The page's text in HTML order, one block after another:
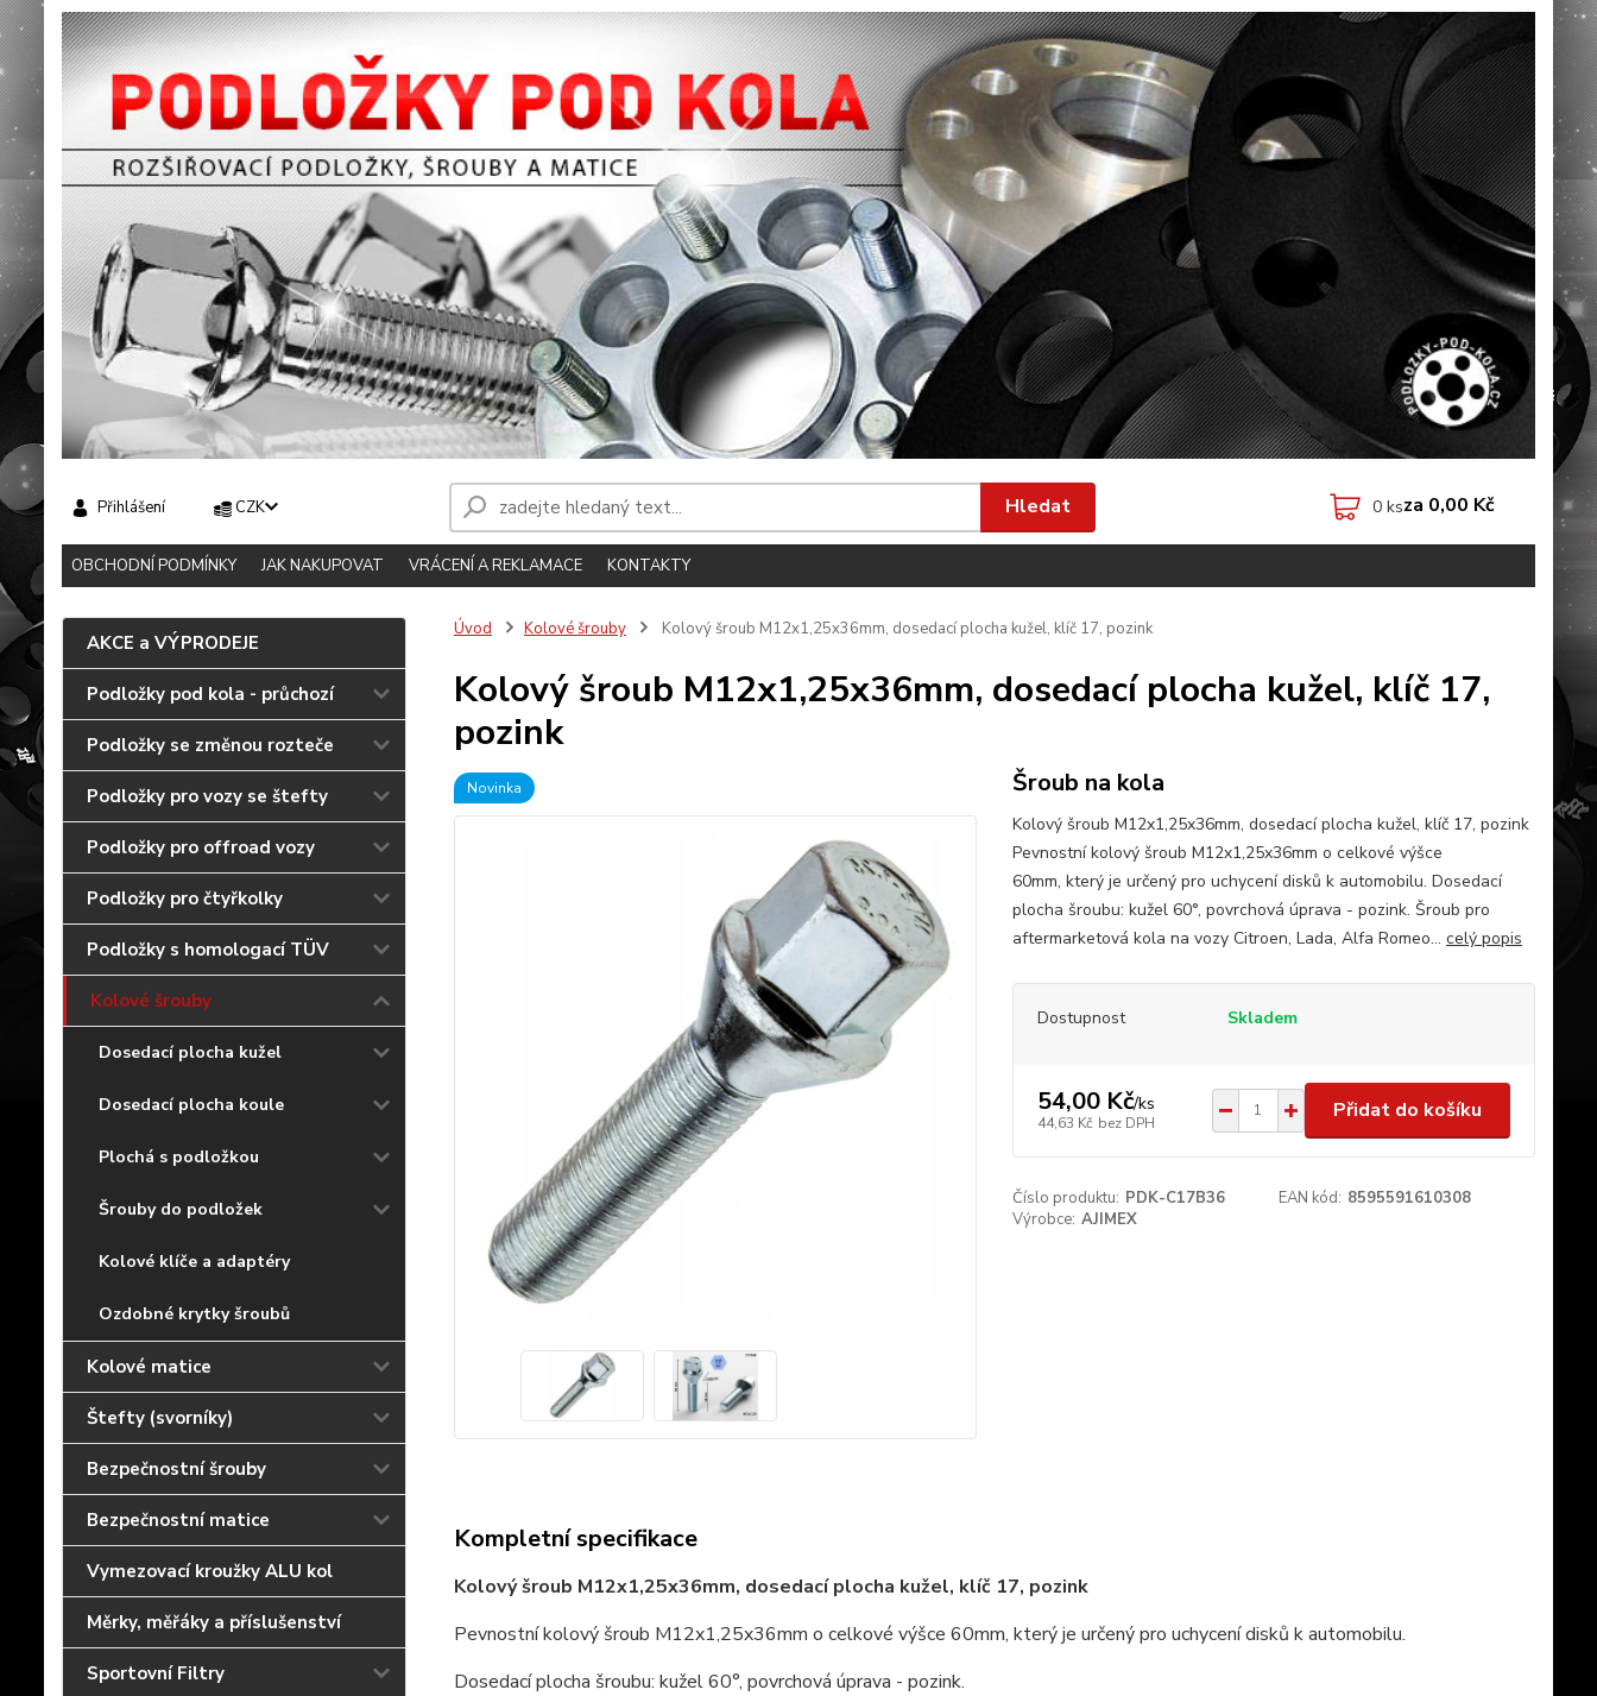
OBCHODNÍ PODMÍNKY JAK NAKUPOVAT VRÁCENÍ A REKLAMACE KONTAKTY
CZK
Přihlášení Hledat 0ksza 0,00 Kč
AKCE a VÝPRODEJE
Podložky pod kola - průchozí
Podložky se změnou rozteče
Podložky pro vozy se štefty
Podložky pro offroad vozy
Podložky pro čtyřkolky
Podložky s homologací TÜV
Kolové šrouby
Dosedací plocha kužel
Dosedací plocha koule
Plochá s podložkou
Šrouby do podložek
Kolové klíče a adaptéry
Ozdobné krytky šroubů
Kolové matice
Štefty (svorníky)
Bezpečnostní šrouby
Bezpečnostní matice
Vymezovací kroužky ALU kol
Měrky, měřáky a příslušenství
Sportovní Filtry
Úvod Kolové šrouby Kolový šroub M12x1,25x36mm, dosedací plocha kužel, klíč 17, pozink
Kolový šroub M12x1,25x36mm, dosedací plocha kužel, klíč 17,
pozink
Novinka Šroub na kola
Kolový šroub M12x1,25x36mm, dosedací plocha kužel, klíč 17, pozink
Pevnostní kolový šroub M12x1,25x36mm o celkové výšce
60mm, který je určený pro uchycení disků k automobilu. Dosedací
plocha šroubu: kužel 60°, povrchová úprava - pozink. Šroub pro
aftermarketová kola na vozy Citroen, Lada, Alfa Romeo... celý popis
Dostupnost Skladem
54,00 Kč/ks
44,63 Kč bez DPH
Přidat do košíku
Číslo produktu: PDK-C17B36 EAN kód: 8595591610308
Výrobce: AJIMEX
Kompletní specifikace
Kolový šroub M12x1,25x36mm, dosedací plocha kužel, klíč 17, pozink
Pevnostní kolový šroub M12x1,25x36mm o celkové výšce 60mm, který je určený pro uchycení disků k automobilu.
Dosedací plocha šroubu: kužel 60°, povrchová úprava - pozink.